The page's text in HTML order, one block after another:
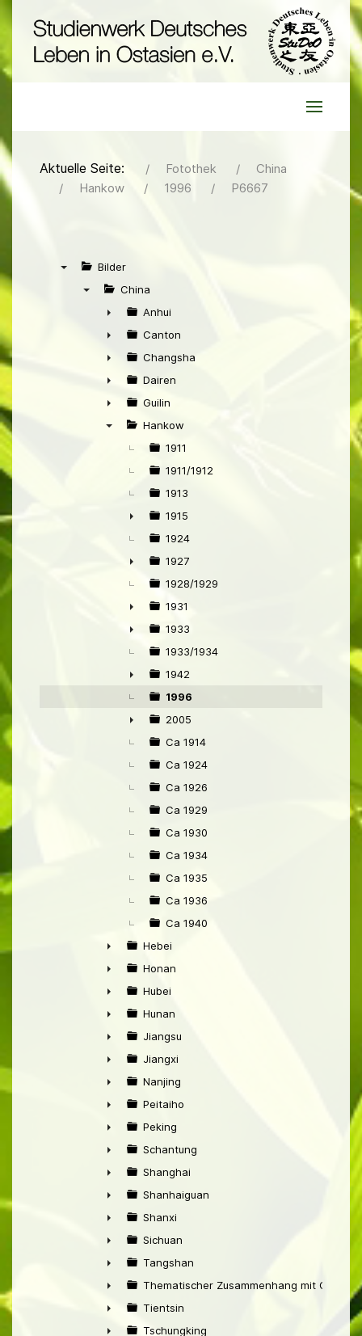
Aktuelle Seite: Fotothek
China
Hankow
1996 P6667
Bilder
China
►
Anhui
►
Canton
►
Changsha
►
Dairen
►
Guilin
Hankow
1911
1911/1912
1913
►
1915
1924
►
1927
1928/1929
►
1931
►
1933
1933/1934
►
1942
1996
►
2005
Ca 1914
Ca 1924
Ca 1926
Ca 1929
Ca 1930
Ca 1934
Ca 1935
Ca 1936
Ca 1940
►
Hebei
►
Honan
►
Hubei
►
Hunan
►
Jiangsu
►
Jiangxi
►
Nanjing
►
Peitaiho
►
Peking
►
Schantung
►
Shanghai
►
Shanhaiguan
►
Shanxi
►
Sichuan
►
Tangshan
►
Thematischer Zusammenhang mit China
►
Tientsin
Tschungking